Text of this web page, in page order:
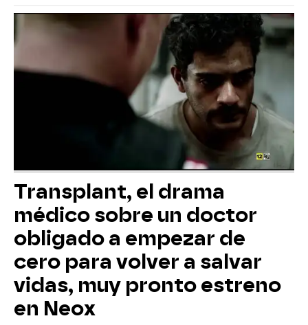
Transplant, el drama
médico sobre un doctor
obligado a empezar de
cero para volver a salvar
vidas, muy pronto estreno
en Neox